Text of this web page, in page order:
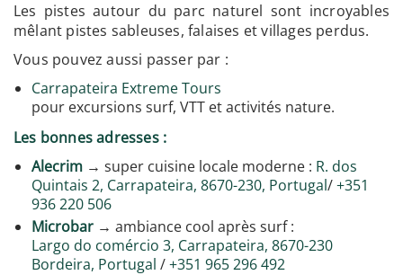
Les pistes autour du parc naturel sont incroyables
mêlant pistes sableuses, falaises et villages perdus.
Vous pouvez aussi passer par :
Carrapateira Extreme Tours
pour excursions surf, VTT et activités nature.
Les bonnes adresses :
Alecrim → super cuisine locale moderne : R. dos
Quintais 2, Carrapateira, 8670-230, Portugal/+351
936 220 506
Microbar → ambiance cool après surf :
Largo do comércio 3, Carrapateira, 8670-230
Bordeira, Portugal /+351 965 296 492